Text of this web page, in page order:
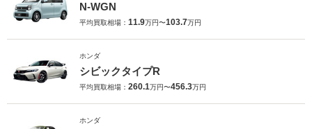
N-WGN
平均買取相場： 11.9万円〜103.7万円
ホンダ
シビックタイプR
平均買取相場： 260.1万円〜456.3万円
ホンダ